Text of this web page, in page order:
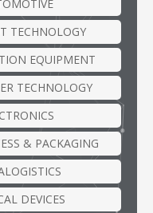
TECHNOLOGY
EQUIPMENT
TECHNOLOGY
& PACKAGING
DEVICES